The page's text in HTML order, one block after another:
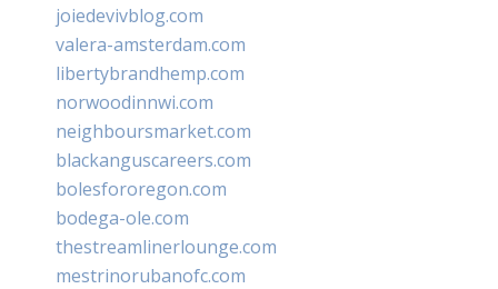
joiedevivblog.com
valera-amsterdam.com
libertybrandhemp.com
norwoodinnwi.com
neighboursmarket.com
blackanguscareers.com
bolesfororegon.com
bodega-ole.com
thestreamlinerlounge.com
mestrinorubanofc.com